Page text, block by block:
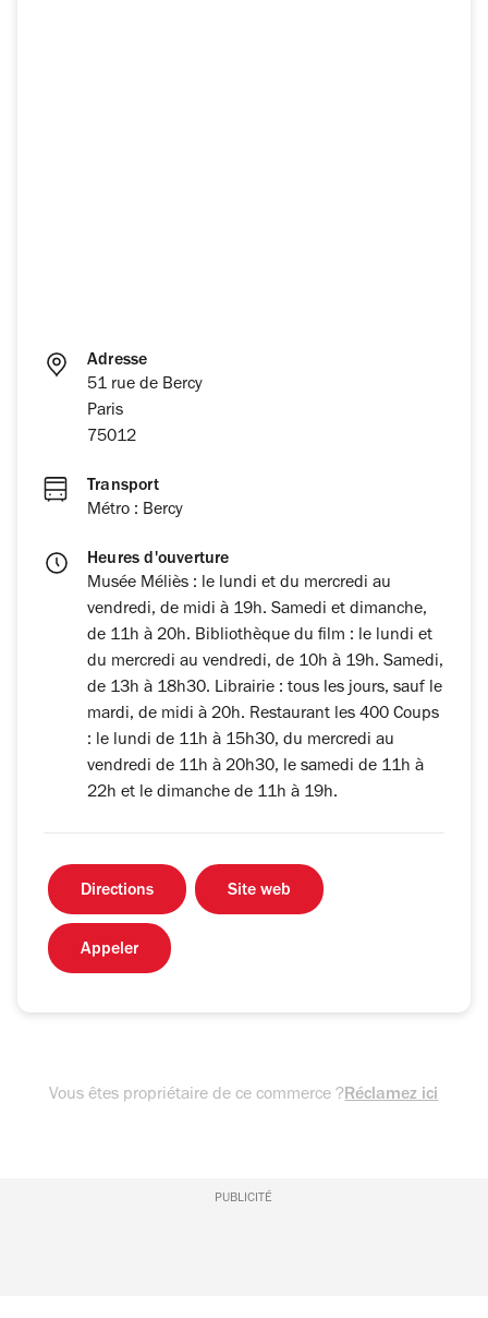
Adresse
51 rue de Bercy
Paris
75012
Transport
Métro : Bercy
Heures d'ouverture
Musée Méliès : le lundi et du mercredi au
vendredi, de midi à 19h. Samedi et dimanche,
de 11h à 20h. Bibliothèque du film : le lundi et
du mercredi au vendredi, de 10h à 19h. Samedi,
de 13h à 18h30. Librairie : tous les jours, sauf le
mardi, de midi à 20h. Restaurant les 400 Coups
: le lundi de 11h à 15h30, du mercredi au
vendredi de 11h à 20h30, le samedi de 11h à
22h et le dimanche de 11h à 19h.
Directions Site web
Appeler
Vous êtes propriétaire de ce commerce ?Réclamez ici
PUBLICITÉ